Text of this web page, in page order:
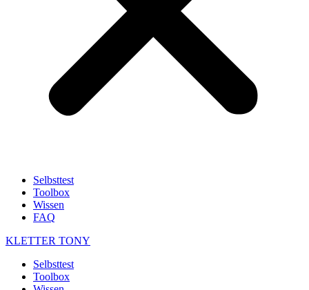
Selbsttest
Toolbox
Wissen
FAQ
KLETTER TONY
Selbsttest
Toolbox